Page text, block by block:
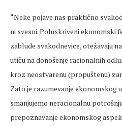
“Neke pojave nas praktično
ni svesni. Poluskriveni ekonomski
zablude svakodnevice, otežavaju
utiču na donošenje racionalnih
kroz neostvarenu (propuštenu)
Zato je razumevanje ekonomskog
smanjujemo neracionalnu
prepoznavanje ekonomskog